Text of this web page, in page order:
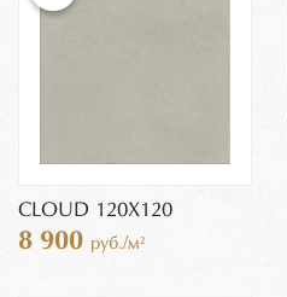
CLOUD 120X120
8 900 руб./м²